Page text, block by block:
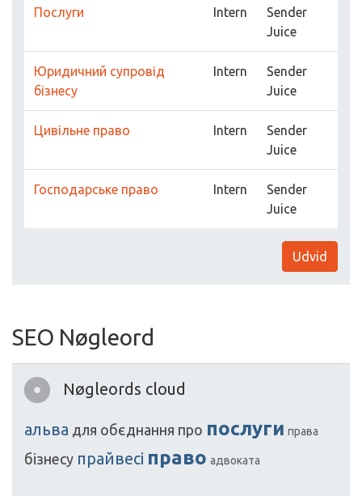
Послуги Intern
Sender
Juice
Юридичний супровід
бізнесу
Intern
Sender
Juice
Цивільне право Intern
Sender
Juice
Господарське право Intern
Sender
Juice
Udvid
SEO Nøgleord
Nøgleords cloud
альва для обєднання про послуги права
бізнесу прайвесі право адвоката